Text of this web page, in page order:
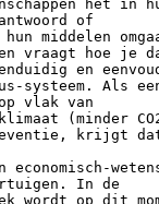
het
of
middelen
vraagt hoe je
en
systeem. Als
vlak van
(minder
krijgt
economisch-
In de
wordt op dit